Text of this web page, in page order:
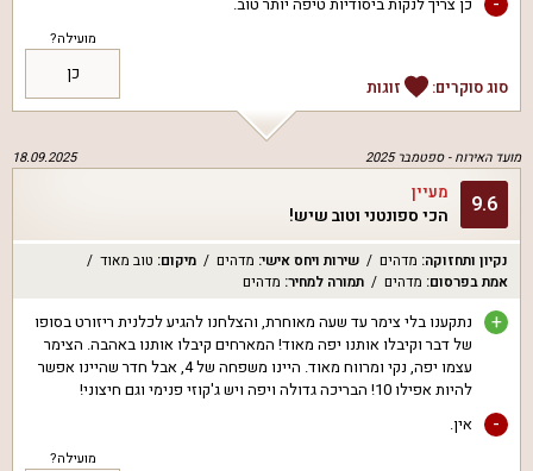
סוג סוקרים: זוגות
מועילה?
כן
מועד האירוח -ספטמבר 2025 18.09.2025
9.6 מעיין
הכי ספונטני וטוב שיש!
נקיון ותחזוקה: מדהים שירות ויחס אישי: מדהים מיקום: טוב מאוד
אמת בפרסום: מדהים תמורה למחיר: מדהים
+
נתקענו בלי צימר עד שעה מאוחרת, והצלחנו להגיע לכלנית ריזורט בסופו
של דבר וקיבלו אותנו יפה מאוד! המארחים קיבלו אותנו באהבה. הצימר
עצמו יפה, נקי ומרווח מאוד. היינו משפחה של 4, אבל חדר שהיינו אפשר
להיות אפילו 10! הבריכה גדולה ויפה ויש ג'קוזי פנימי וגם חיצוני!
- אין.
מועילה?